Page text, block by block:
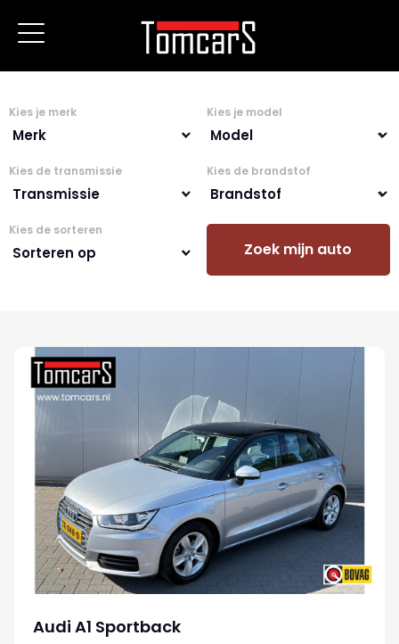
Kies je merk Kies je model
Kies de transmissie Kies de brandstof
Kies de sorteren
Zoek mijn auto
Audi A1 Sportback